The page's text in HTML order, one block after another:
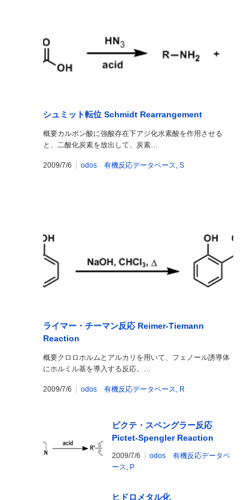
シュミット転位 Schmidt Rearrangement
概要カルボン酸に強酸存在下アジ化水素酸を作用させる
と、二酸化炭素を放出して、炭素…
2009/7/6 odos 有機反応データベース, S
ライマー・チーマン反応 Reimer-Tiemann
Reaction
概要クロロホルムとアルカリを用いて、フェノール誘導体
にホルミル基を導入する反応。…
2009/7/6 odos 有機反応データベース, R
ピクテ・スペングラー反応
Pictet-Spengler Reaction
2009/7/6
odos 有機反応データベ
ース, P
ヒドロメタル化